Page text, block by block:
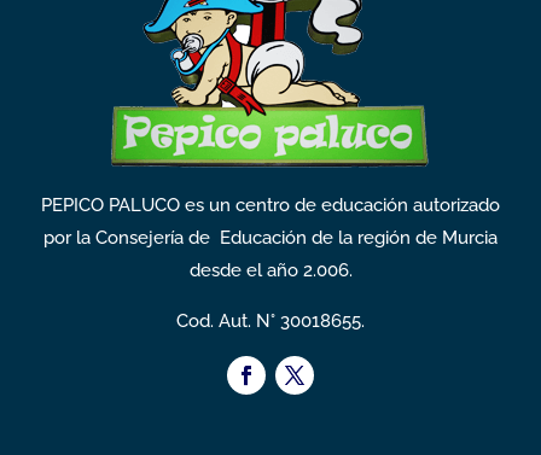
PEPICO PALUCO es un centro de educación autorizado
por la Consejería de Educación de la región de Murcia
desde el año 2.006.
Cod. Aut. N° 30018655.